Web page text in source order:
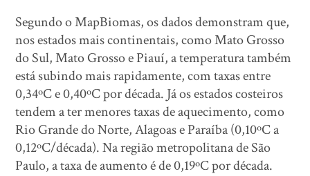
Segundo o MapBiomas, os dados demonstram que,
nos estados mais continentais, como Mato Grosso
do Sul, Mato Grosso e Piauí, a temperatura também
está subindo mais rapidamente, com taxas entre
0,34ºC e 0,40ºC por década. Já os estados costeiros
tendem a ter menores taxas de aquecimento, como
Rio Grande do Norte, Alagoas e Paraíba (0,10ºC a
0,12ºC/década). Na região metropolitana de São
Paulo, a taxa de aumento é de 0,19ºC por década.